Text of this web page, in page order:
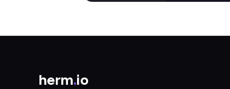
herm.io